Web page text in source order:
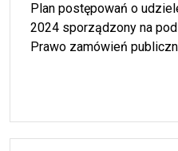
Plan postępowań o
2024 sporządzony na
Prawo zamówień